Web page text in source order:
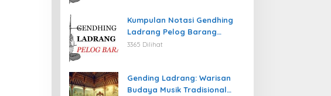
Kumpulan Notasi Gendhing
Ladrang Pelog Barang
Terlengkap
3365 Dilihat
Gending Ladrang: Warisan
Budaya Musik Tradisional